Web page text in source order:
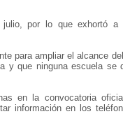
por lo que exhortó a
para ampliar el alcance
y que ninguna escuela se
en la convocatoria
información en los